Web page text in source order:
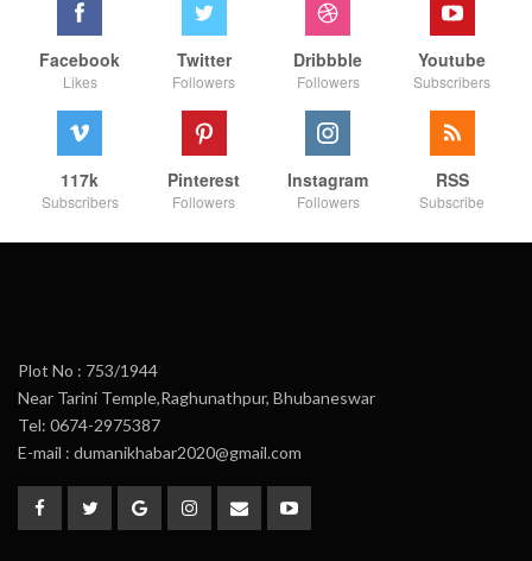
Facebook
Likes
Twitter
Followers
Dribbble
Followers
Youtube
Subscribers
117k
Subscribers
Pinterest
Followers
Instagram
Followers
RSS
Subscribe
Plot No : 753/1944
Near Tarini Temple,Raghunathpur, Bhubaneswar
Tel: 0674-2975387
E-mail : dumanikhabar2020@gmail.com